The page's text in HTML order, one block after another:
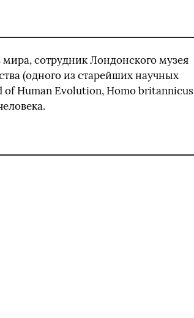
сотрудник Лондонского музея
(одного из старейших научных
of Human Evolution, Homo britannicus